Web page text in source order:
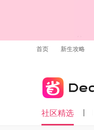
首页 新生攻略
社区精选